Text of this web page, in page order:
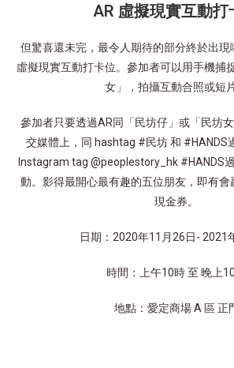
AR 虛擬現實互動打
但驚喜還未完，最令人期待的部分終於出現
虛擬現實互動打卡位。參加者可以用手機捕
女」，拍攝互動合照或短片
參加者只要透過AR同「民坊仔」或「民坊
交媒體上，同 hashtag #民坊 和 #HANDS
Instagram tag @peoplestory_hk #HANDS
動。影得最開心最有趣的五位朋友，即有
現金券。
日期：2020年11月26日- 2021
時間：上午10時 至 晚上
地點：愛定商場 A 區 正